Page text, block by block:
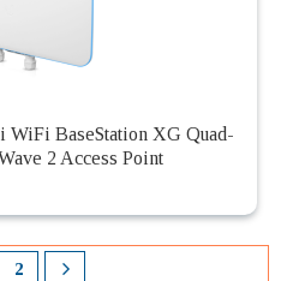
BaseStation XG Quad-
2 Access Point
2